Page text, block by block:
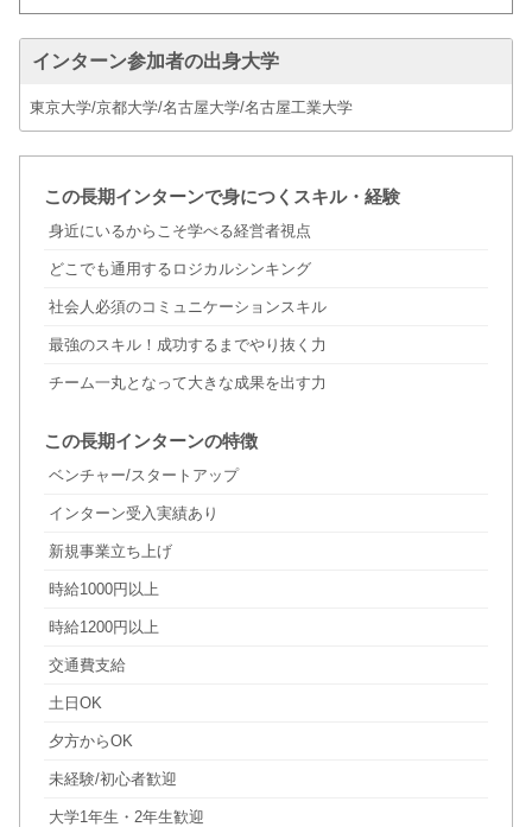
インターン参加者の出身大学
東京大学/京都大学/名古屋大学/名古屋工業大学
この長期インターンで身につくスキル・経験
身近にいるからこそ学べる経営者視点
どこでも通用するロジカルシンキング
社会人必須のコミュニケーションスキル
最強のスキル！成功するまでやり抜く力
チーム一丸となって大きな成果を出す力
この長期インターンの特徴
ベンチャー/スタートアップ
インターン受入実績あり
新規事業立ち上げ
時給1000円以上
時給1200円以上
交通費支給
土日OK
夕方からOK
未経験/初心者歓迎
大学1年生・2年生歓迎